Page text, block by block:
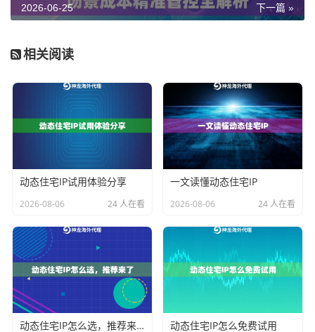
行且流量消耗大的业务，如自动化数据采集、AI训练数
成本。
对于中大型企业而言，业务往往覆盖全球多个市场，且
对IP的纯净度、稳定性和区域覆盖广度有严苛要求。企
业级动态住宅IP服务正是为此设计。它覆盖的国家地区
更广泛，IP池规模更大，并支持高并发和精细化的区域
营、社交媒体内容发布或区域性的市场调研，
P（全面型）套餐提供了良好的平衡。它覆盖主流市场，
IP来源于真实住宅网络，环境可信度高，同时支持灵活
的会话时长调整，在保证业务稳定性的同时兼顾了成本
效益。
下一篇 »
2026-06-25
相关阅读
动态住宅IP试用体验分享
2026-08-06 24 人在看
一文读懂动态住宅IP
2026-08-06 24 人在看
动态住宅IP怎么选，推荐来了 动态住宅IP怎么免费试用